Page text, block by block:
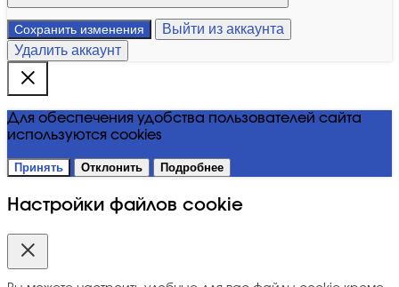
Сохранить изменения
Выйти из аккаунта
Удалить аккаунт
Для обеспечения удобства пользователей сайта
используются cookies
Принять Отклонить Подробнее
Настройки файлов cookie